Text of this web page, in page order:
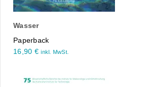
Wasser
Paperback
16,90 € inkl. MwSt.